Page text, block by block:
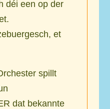
déi een op der
et
spillt
dat bekannte